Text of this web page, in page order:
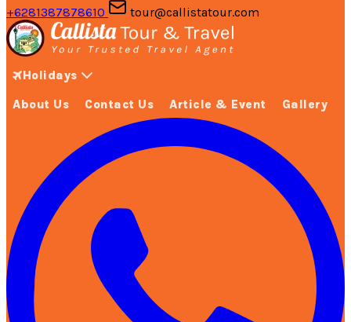
+6281387878610 tour@callistatour.com
Holidays
About Us Contact Us Article & Event Gallery